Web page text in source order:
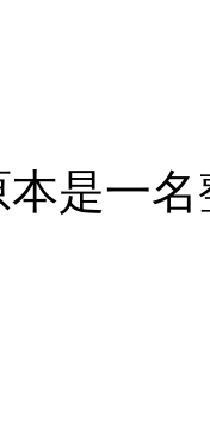
是一名